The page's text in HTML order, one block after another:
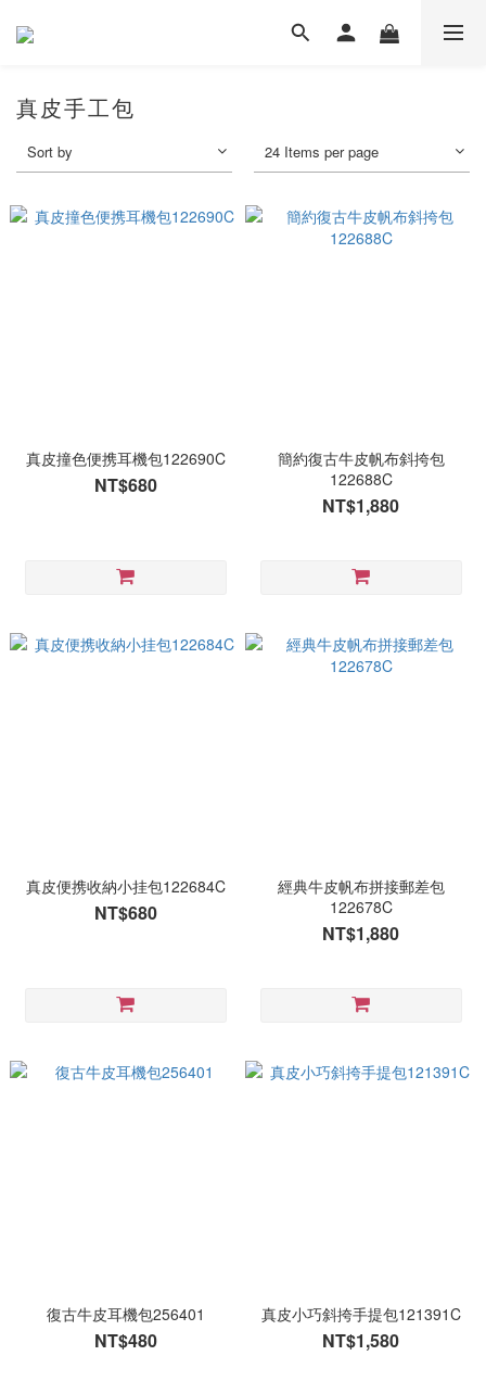
真皮手工包
Sort by 24 Items per page
真皮撞色便携耳機包122690C
NT$680
簡約復古牛皮帆布斜挎包
122688C
NT$1,880
真皮便携收納小挂包122684C
NT$680
經典牛皮帆布拼接郵差包
122678C
NT$1,880
復古牛皮耳機包256401
NT$480
真皮小巧斜挎手提包121391C
NT$1,580